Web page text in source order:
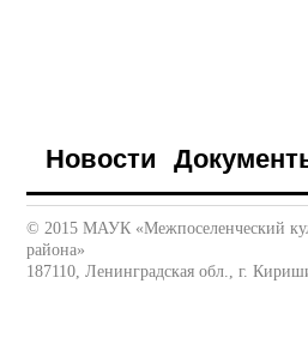
Новости
© 2015 МАУК «Межпоселенческий
района»
187110, Ленинградская обл., г.